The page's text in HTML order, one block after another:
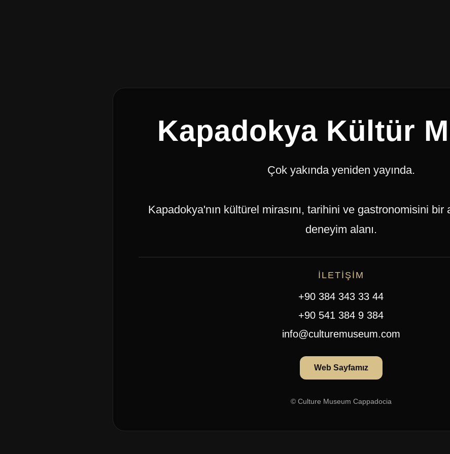
Kapadokya Kültür
Çok yakında yeniden yayında.
Kapadokya'nın kültürel mirasını, tarihini ve gastronomisini bir
deneyim alanı.
İLETİŞİM
+90 384 343 33 44
+90 541 384 9 384
info@culturemuseum.com
Web Sayfamız
© Culture Museum Cappadocia